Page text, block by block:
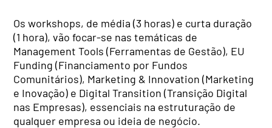
Os workshops, de média (3 horas) e curta duração
(1 hora), vão focar-se nas temáticas de
Management Tools (Ferramentas de Gestão), EU
Funding (Financiamento por Fundos
Comunitários), Marketing & Innovation (Marketing
e Inovação) e Digital Transition (Transição Digital
nas Empresas), essenciais na estruturação de
qualquer empresa ou ideia de negócio.